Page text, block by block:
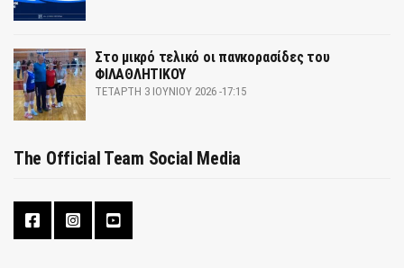
Στο μικρό τελικό οι πανκορασίδες του
ΦΙΛΑΘΛΗΤΙΚΟΥ
ΤΕΤΆΡΤΗ 3 ΙΟΥΝΊΟΥ 2026 -17:15
The Official Team Social Media